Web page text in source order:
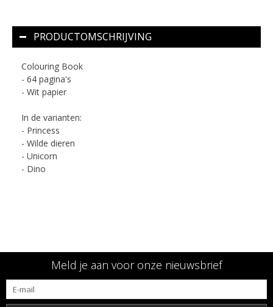
PRODUCTOMSCHRIJVING
Colouring Book
- 64 pagina's
- Wit papier
In de varianten:
- Princess
- Wilde dieren
- Unicorn
- Dino
Meld je aan voor onze nieuwsbrief